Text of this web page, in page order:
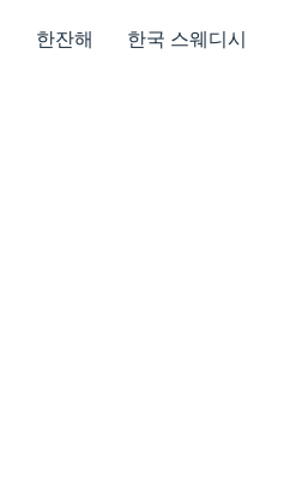
한국 스웨디시
한잔해